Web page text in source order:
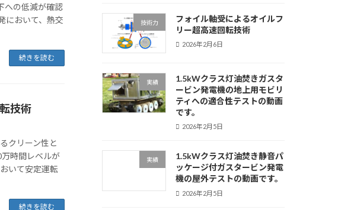
への低減が確認
において、熱交
続きを読む
技術
クリーン性と
時間レベルが
いて安定運転
続きを読む
技術力
フォイル軸受によるオイルフ
リー超高速回転技術
2026年2月6日
実績
1.5kWクラス灯油焚きガスタ
ービン発電機の地上用モビリ
ティへの適合性テストの動画
です。
2026年2月5日
実績
1.5kWクラス灯油焚き静音パ
ッケージ付ガスタービン発電
機の屋外テストの動画です。
2026年2月5日